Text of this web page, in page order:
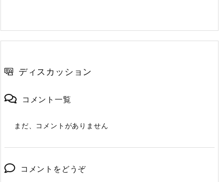
ディスカッション
コメント一覧
まだ、コメントがありません
コメントをどうぞ